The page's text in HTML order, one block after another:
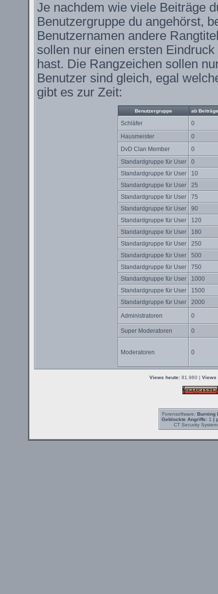
Je nachdem wie viele Beiträge
Benutzergruppe du angehörst,
Benutzernamen andere
sollen nur einen ersten
hast. Die Rangzeichen sollen
Benutzer sind gleich, egal
gibt es zur Zeit:
Benutzergruppe ab Beiträge
Schläfer
0
Hausmeister
0
DvD Clan Member
0
Standardgruppe für User
0
Standardgruppe für User
10
Standardgruppe für User
25
Standardgruppe für User
75
Standardgruppe für User
90
Standardgruppe für User
120
Standardgruppe für User
180
Standardgruppe für User
250
Standardgruppe für User
500
Standardgruppe für User
750
Standardgruppe für User
1000
Standardgruppe für User
1500
Standardgruppe für User
2000
Administratoren
0
Super Moderatoren 0
Moderatoren 0
Views heute: 81.960 | Views
Forensoftware: Burning
Geblockte Angriffe:1 |
CT Security